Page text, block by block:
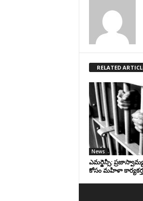
RELATED
News
ఎమర్జెన్సీ: ప్రజాస్వామ్య
కోసం మహిళా